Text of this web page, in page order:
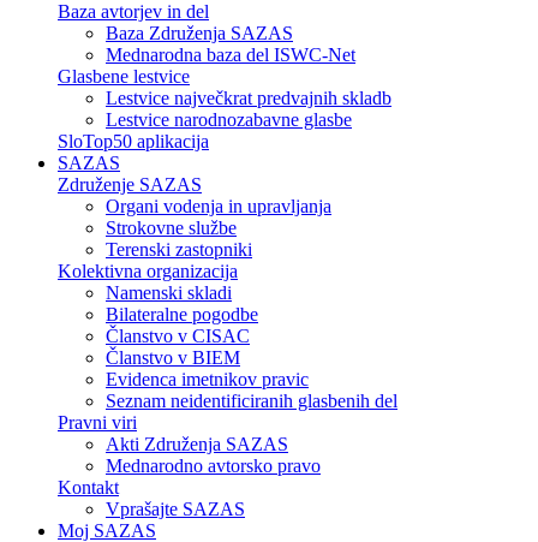
Baza avtorjev in del
Baza Združenja SAZAS
Mednarodna baza del ISWC-Net
Glasbene lestvice
Lestvice največkrat predvajnih skladb
Lestvice narodnozabavne glasbe
SloTop50 aplikacija
SAZAS
Združenje SAZAS
Organi vodenja in upravljanja
Strokovne službe
Terenski zastopniki
Kolektivna organizacija
Namenski skladi
Bilateralne pogodbe
Članstvo v CISAC
Članstvo v BIEM
Evidenca imetnikov pravic
Seznam neidentificiranih glasbenih del
Pravni viri
Akti Združenja SAZAS
Mednarodno avtorsko pravo
Kontakt
Vprašajte SAZAS
Moj SAZAS